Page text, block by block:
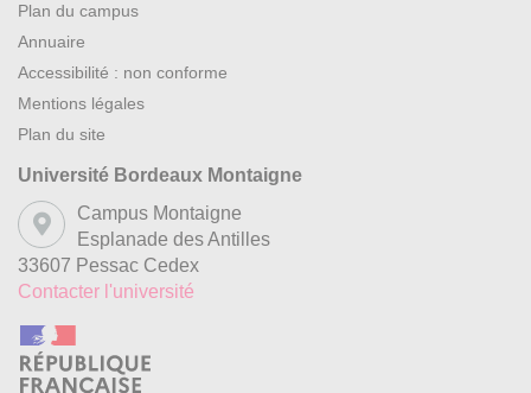
Plan du campus
Annuaire
Accessibilité : non conforme
Mentions légales
Plan du site
Université Bordeaux Montaigne
Campus Montaigne
Esplanade des Antilles
33607 Pessac Cedex
Contacter l'université